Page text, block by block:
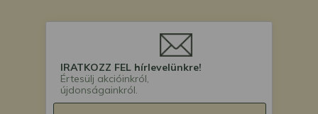
IRATKOZZ FEL hírlevelünkre!
Értesülj akcióinkról,
újdonságainkról.